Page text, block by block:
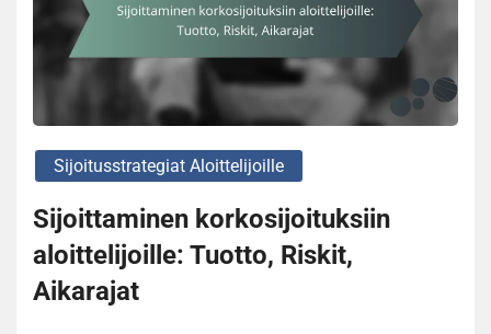
Sijoitusstrategiat Aloittelijoille
Sijoittaminen korkosijoituksiin
aloittelijoille: Tuotto, Riskit,
Aikarajat